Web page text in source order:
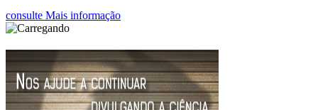
consulte Mais informação